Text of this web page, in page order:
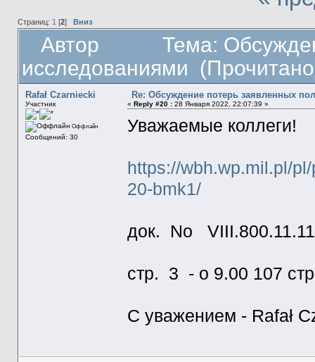
Страниц: 1 [2] Вниз
Автор
Тема:
исследованиями
Rafał Czarniecki
Участник
Оффлайн
Сообщений: 30
Re: Обсуждение потерь заявленных
« Reply #20 :28 Января 2022, 22:07:39 »
Уважаемые коллеги!
https://wbh.wp.mil.pl/
20-bmk1/
док. No
стр. 3 - o 9.00 107
С уважением - Rafał